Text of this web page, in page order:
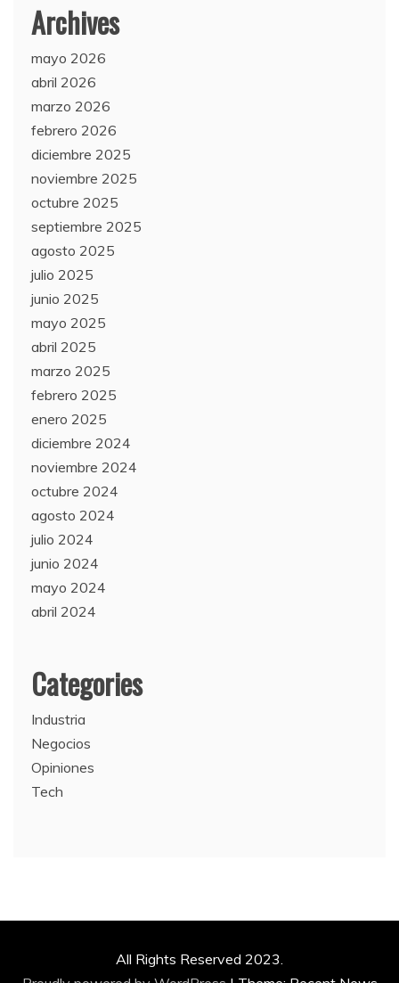
Archives
mayo 2026
abril 2026
marzo 2026
febrero 2026
diciembre 2025
noviembre 2025
octubre 2025
septiembre 2025
agosto 2025
julio 2025
junio 2025
mayo 2025
abril 2025
marzo 2025
febrero 2025
enero 2025
diciembre 2024
noviembre 2024
octubre 2024
agosto 2024
julio 2024
junio 2024
mayo 2024
abril 2024
Categories
Industria
Negocios
Opiniones
Tech
All Rights Reserved 2023.